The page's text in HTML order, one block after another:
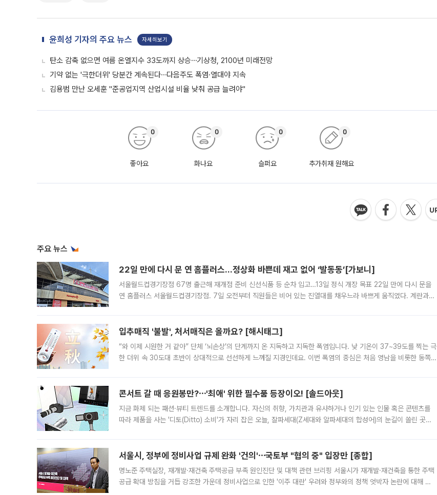
윤희성 기자의 주요 뉴스 자세히보기
탄소 감축 없으면 여름 온열지수 33도까지 상승⋯기상청, 2100년 미래전망
기약 없는 '극한더위' 당분간 계속된다⋯다음주도 폭염·열대야 지속
김용범 만난 오세훈 "준공업지역 산업시설 비율 낮춰 공급 늘려야"
좋아요
0
화나요
0
슬퍼요
0
추가취재 원해요
0
주요 뉴스
22일 만에 다시 문 연 홈플러스…정상화 바쁜데 재고 없어 ‘발동동’[가보니]
서울월드컵경기장점 67명 출근해 재개점 준비 신선식품 등 순차 입고…13일 정식 개장 목표 22일 만에 다시 문을
연 홈플러스 서울월드컵경기장점. 7일 오전부터 직원들은 비어 있는 진열대를 채우느라 바쁘게 움직였다. 계란과
입추매직 '불발', 처서매직은 올까요? [해시태그]
“와 이제 시원한 거 같아” 단체 ‘뇌손상’의 단계까지 온 지독하고 지독한 폭염입니다. 낮 기온이 37~39도를 찍는 극
한 더위 속 30도대 초반이 상대적으로 선선하게 느껴질 지경인데요. 이번 폭염의 중심은 처음 영남을 비롯한 동쪽
콘서트 갈 때 응원봉만?⋯'최애' 위한 필수품 등장이오! [솔드아웃]
지금 화제 되는 패션·뷰티 트렌드를 소개합니다. 자신의 취향, 가치관과 유사하거나 인기 있는 인물 혹은 콘텐츠를
따라 제품을 사는 '디토(Ditto) 소비'가 자리 잡은 오늘, 잘파세대(Z세대와 알파세대의 합성어)의 눈길이 쏠린 곳은
서울시, 정부에 정비사업 규제 완화 '건의'⋯국토부 "협의 중" 입장만 [종합]
명노준 주택실장, 재개발·재건축 주택공급 부족 원인진단 및 대책 관련 브리핑 서울시가 재개발·재건축을 통한 주택
공급 확대 방침을 거듭 강조한 가운데 정비사업으로 인한 '이주 대란' 우려와 정부와의 정책 엇박자 논란에 대해 정